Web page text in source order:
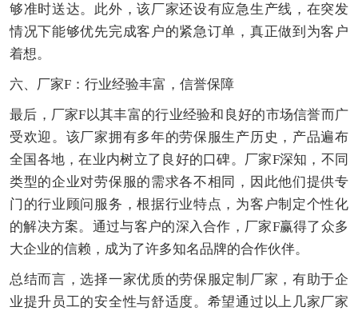
够准时送达。此外，该厂家还设有应急生产线，在突发
情况下能够优先完成客户的紧急订单，真正做到为客户
着想。
六、厂家F：行业经验丰富，信誉保障
最后，厂家F以其丰富的行业经验和良好的市场信誉而广
受欢迎。该厂家拥有多年的劳保服生产历史，产品遍布
全国各地，在业内树立了良好的口碑。厂家F深知，不同
类型的企业对劳保服的需求各不相同，因此他们提供专
门的行业顾问服务，根据行业特点，为客户制定个性化
的解决方案。通过与客户的深入合作，厂家F赢得了众多
大企业的信赖，成为了许多知名品牌的合作伙伴。
总结而言，选择一家优质的劳保服定制厂家，有助于企
业提升员工的安全性与舒适度。希望通过以上几家厂家